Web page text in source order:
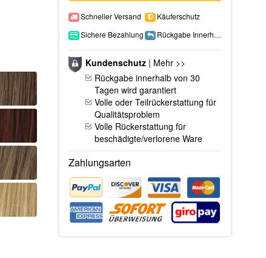
Schneller Versand
Käuferschutz
Sichere Bezahlung
Rückgabe Innerhalb 15 Tage
Kundenschutz| Mehr >>
Rückgabe innerhalb von 30
Tagen wird garantiert
Volle oder Teilrückerstattung für
Qualitätsproblem
Volle Rückerstattung für
beschädigte/verlorene Ware
Zahlungsarten